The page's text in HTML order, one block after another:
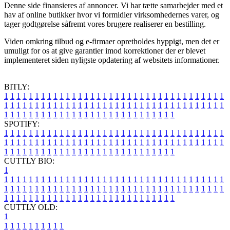
Denne side finansieres af annoncer. Vi har tætte samarbejder med et
hav af online butikker hvor vi formidler virksomhedernes varer, og
tager godtgørelse såfremt vores brugere realiserer en bestilling.
Viden omkring tilbud og e-firmaer opretholdes hyppigt, men det er
umuligt for os at give garantier imod korrektioner der er blevet
implementeret siden nyligste opdatering af websitets informationer.
BITLY:
1 1 1 1 1 1 1 1 1 1 1 1 1 1 1 1 1 1 1 1 1 1 1 1 1 1 1 1 1 1 1 1 1 1 1 1
1 1 1 1 1 1 1 1 1 1 1 1 1 1 1 1 1 1 1 1 1 1 1 1 1 1 1 1 1 1 1 1 1 1 1 1
1 1 1 1 1 1 1 1 1 1 1 1 1 1 1 1 1 1 1 1 1 1 1 1 1 1 1 1
SPOTIFY:
1 1 1 1 1 1 1 1 1 1 1 1 1 1 1 1 1 1 1 1 1 1 1 1 1 1 1 1 1 1 1 1 1 1 1 1
1 1 1 1 1 1 1 1 1 1 1 1 1 1 1 1 1 1 1 1 1 1 1 1 1 1 1 1 1 1 1 1 1 1 1 1
1 1 1 1 1 1 1 1 1 1 1 1 1 1 1 1 1 1 1 1 1 1 1 1 1 1 1 1
CUTTLY BIO:
1
1 1 1 1 1 1 1 1 1 1 1 1 1 1 1 1 1 1 1 1 1 1 1 1 1 1 1 1 1 1 1 1 1 1 1 1
1 1 1 1 1 1 1 1 1 1 1 1 1 1 1 1 1 1 1 1 1 1 1 1 1 1 1 1 1 1 1 1 1 1 1 1
1 1 1 1 1 1 1 1 1 1 1 1 1 1 1 1 1 1 1 1 1 1 1 1 1 1 1 1
CUTTLY OLD:
1
1 1 1 1 1 1 1 1 1 1